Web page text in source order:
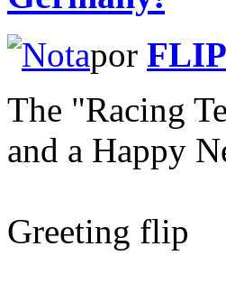
por FLIP
The "Racing
and a Happy
Greeting flip